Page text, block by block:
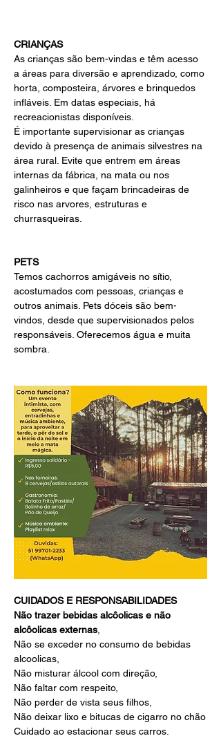
CRIANÇAS
As crianças são bem-vindas e têm acesso
a áreas para diversão e aprendizado, como
horta, composteira, árvores e brinquedos
infláveis. Em datas especiais, há
recreacionistas disponíveis.
É importante supervisionar as crianças
devido à presença de animais silvestres na
área rural. Evite que entrem em áreas
internas da fábrica, na mata ou nos
galinheiros e que façam brincadeiras de
risco nas arvores, estruturas e
churrasqueiras.
PETS
Temos cachorros amigáveis no sítio,
acostumados com pessoas, crianças e
outros animais. Pets dóceis são bem-
vindos, desde que supervisionados pelos
responsáveis. Oferecemos água e muita
sombra.
CUIDADOS E RESPONSABILIDADES
Não trazer bebidas alcôolicas e não
alcôolicas externas
Não se exceder no consumo de bebidas
alcoolicas,
Não misturar álcool com direção,
Não faltar com respeito,
Não perder de vista seus filhos,
Não deixar lixo e bitucas de cigarro no chão
Cuidado ao estacionar seus carros.